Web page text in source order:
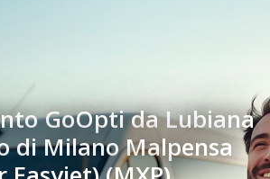
GoOpti da Lubiana
di Milano Malpensa